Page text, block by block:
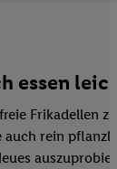
essen
Frikadellen
auch rein